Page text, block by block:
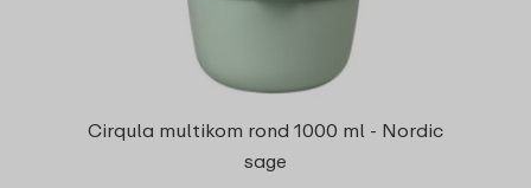
Cirqula multikom rond 1000 ml - Nordic
sage